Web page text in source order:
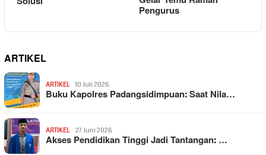
Pengurus
ARTIKEL
ARTIKEL 10 Juli 2026
Buku Kapolres Padangsidimpuan: Saat Nila…
ARTIKEL 27 Juni 2026
Akses Pendidikan Tinggi Jadi Tantangan: …